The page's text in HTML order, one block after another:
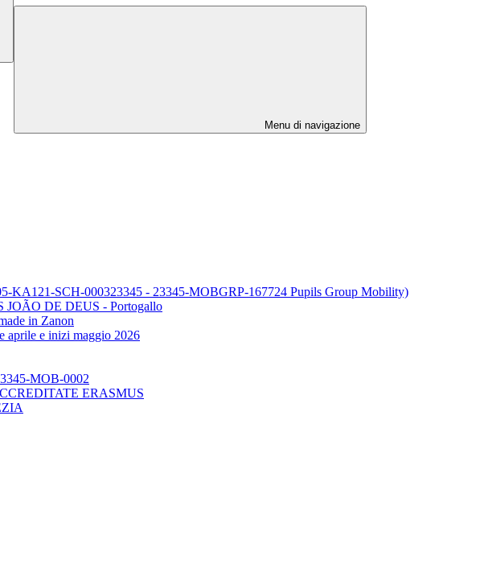
Menu di navigazione
KA121-SCH-000323345 - 23345-MOBGRP-167724 Pupils Group Mobility)
DE DEUS - Portogallo
in Zanon
aprile e inizi maggio 2026
MOB-0002
ERASMUS